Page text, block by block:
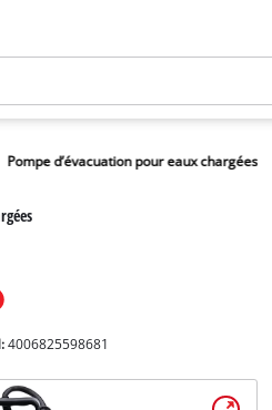
Pompe d’évacuation pour eaux chargées
4006825598681